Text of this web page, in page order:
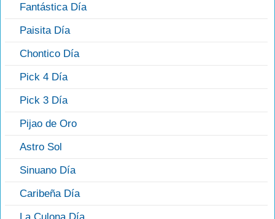
Fantástica Día
Paisita Día
Chontico Día
Pick 4 Día
Pick 3 Día
Pijao de Oro
Astro Sol
Sinuano Día
Caribeña Día